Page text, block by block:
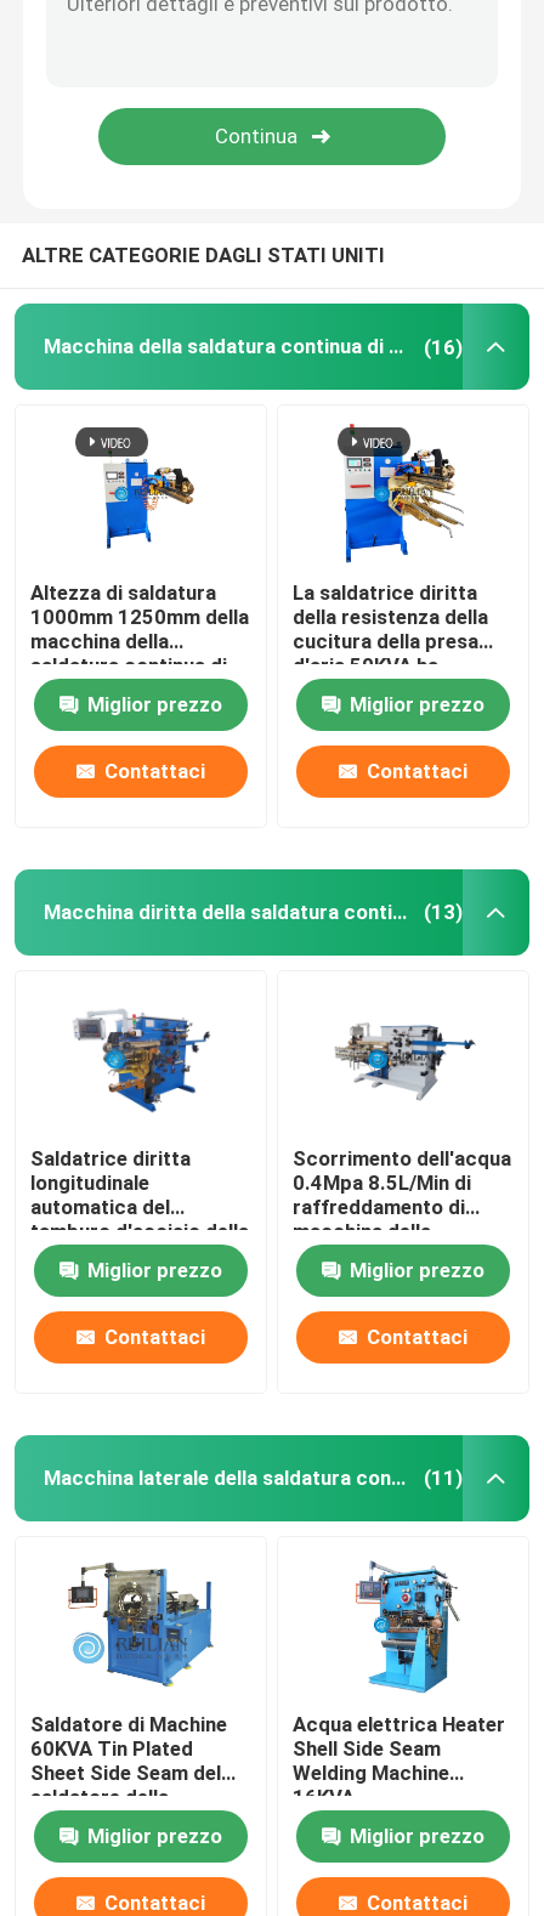
Macchina della saldatura a punti del dado
laminatoio della condotta
ALTRE CATEGORIE DAGLI STATI UNITI
Macchina della saldatura continua di resistenza (16)
Altezza di saldatura
1000mm 1250mm della
macchina della
saldatura continua di
resistenza 50KVA
Miglior prezzo
Contattaci
La saldatrice diritta
della resistenza della
cucitura della presa
d'aria 50KVA ha
automatizzato il
saldatore della
resistenza
Miglior prezzo
Contattaci
Macchina diritta della saldatura continua (13)
Saldatrice diritta
longitudinale
automatica del
tamburo d'acciaio della
cucitura dei semi
Miglior prezzo
Contattaci
Scorrimento dell'acqua
0.4Mpa 8.5L/Min di
raffreddamento di
macchina della
saldatura longitudinale
Miglior prezzo
Contattaci
Macchina laterale della saldatura continua (11)
Saldatore di Machine
60KVA Tin Plated
Sheet Side Seam del
saldatore della
cucitura
Miglior prezzo
Contattaci
Acqua elettrica Heater
Shell Side Seam
Welding Machine
16KVA
Miglior prezzo
Contattaci